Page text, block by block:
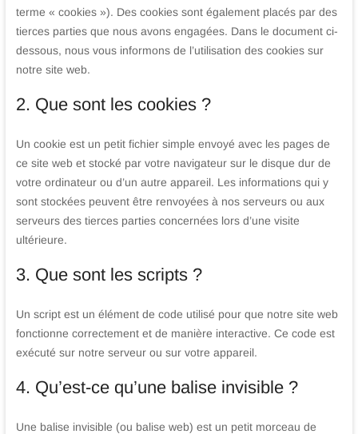
terme « cookies »). Des cookies sont également placés par des
tierces parties que nous avons engagées. Dans le document ci-
dessous, nous vous informons de l’utilisation des cookies sur
notre site web.
2. Que sont les cookies ?
Un cookie est un petit fichier simple envoyé avec les pages de
ce site web et stocké par votre navigateur sur le disque dur de
votre ordinateur ou d’un autre appareil. Les informations qui y
sont stockées peuvent être renvoyées à nos serveurs ou aux
serveurs des tierces parties concernées lors d’une visite
ultérieure.
3. Que sont les scripts ?
Un script est un élément de code utilisé pour que notre site web
fonctionne correctement et de manière interactive. Ce code est
exécuté sur notre serveur ou sur votre appareil.
4. Qu’est-ce qu’une balise invisible ?
Une balise invisible (ou balise web) est un petit morceau de